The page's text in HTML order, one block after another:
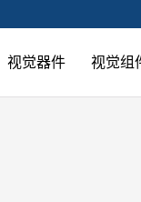
视觉器件 视觉组